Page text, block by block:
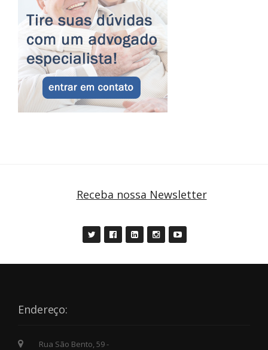
Receba nossa Newsletter
Endereço:
Rua São Bento, 59 -